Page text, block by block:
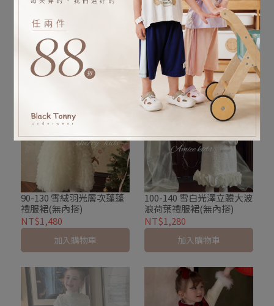
領節慶禮服裙(無內搭)
NT$1,580
加入購物車
90-130 粉紫立領盤扣山水
錦緞亮紗禮裙(無內搭)
NT$1,480
加入購物車
90-130 雪絨羽光層次蓬蓬
禮服裙(無內搭)
NT$1,480
加入購物車
100-140 雪白光澤立體大波
浪荷葉禮服裙(無內搭)
NT$1,280
加入購物車